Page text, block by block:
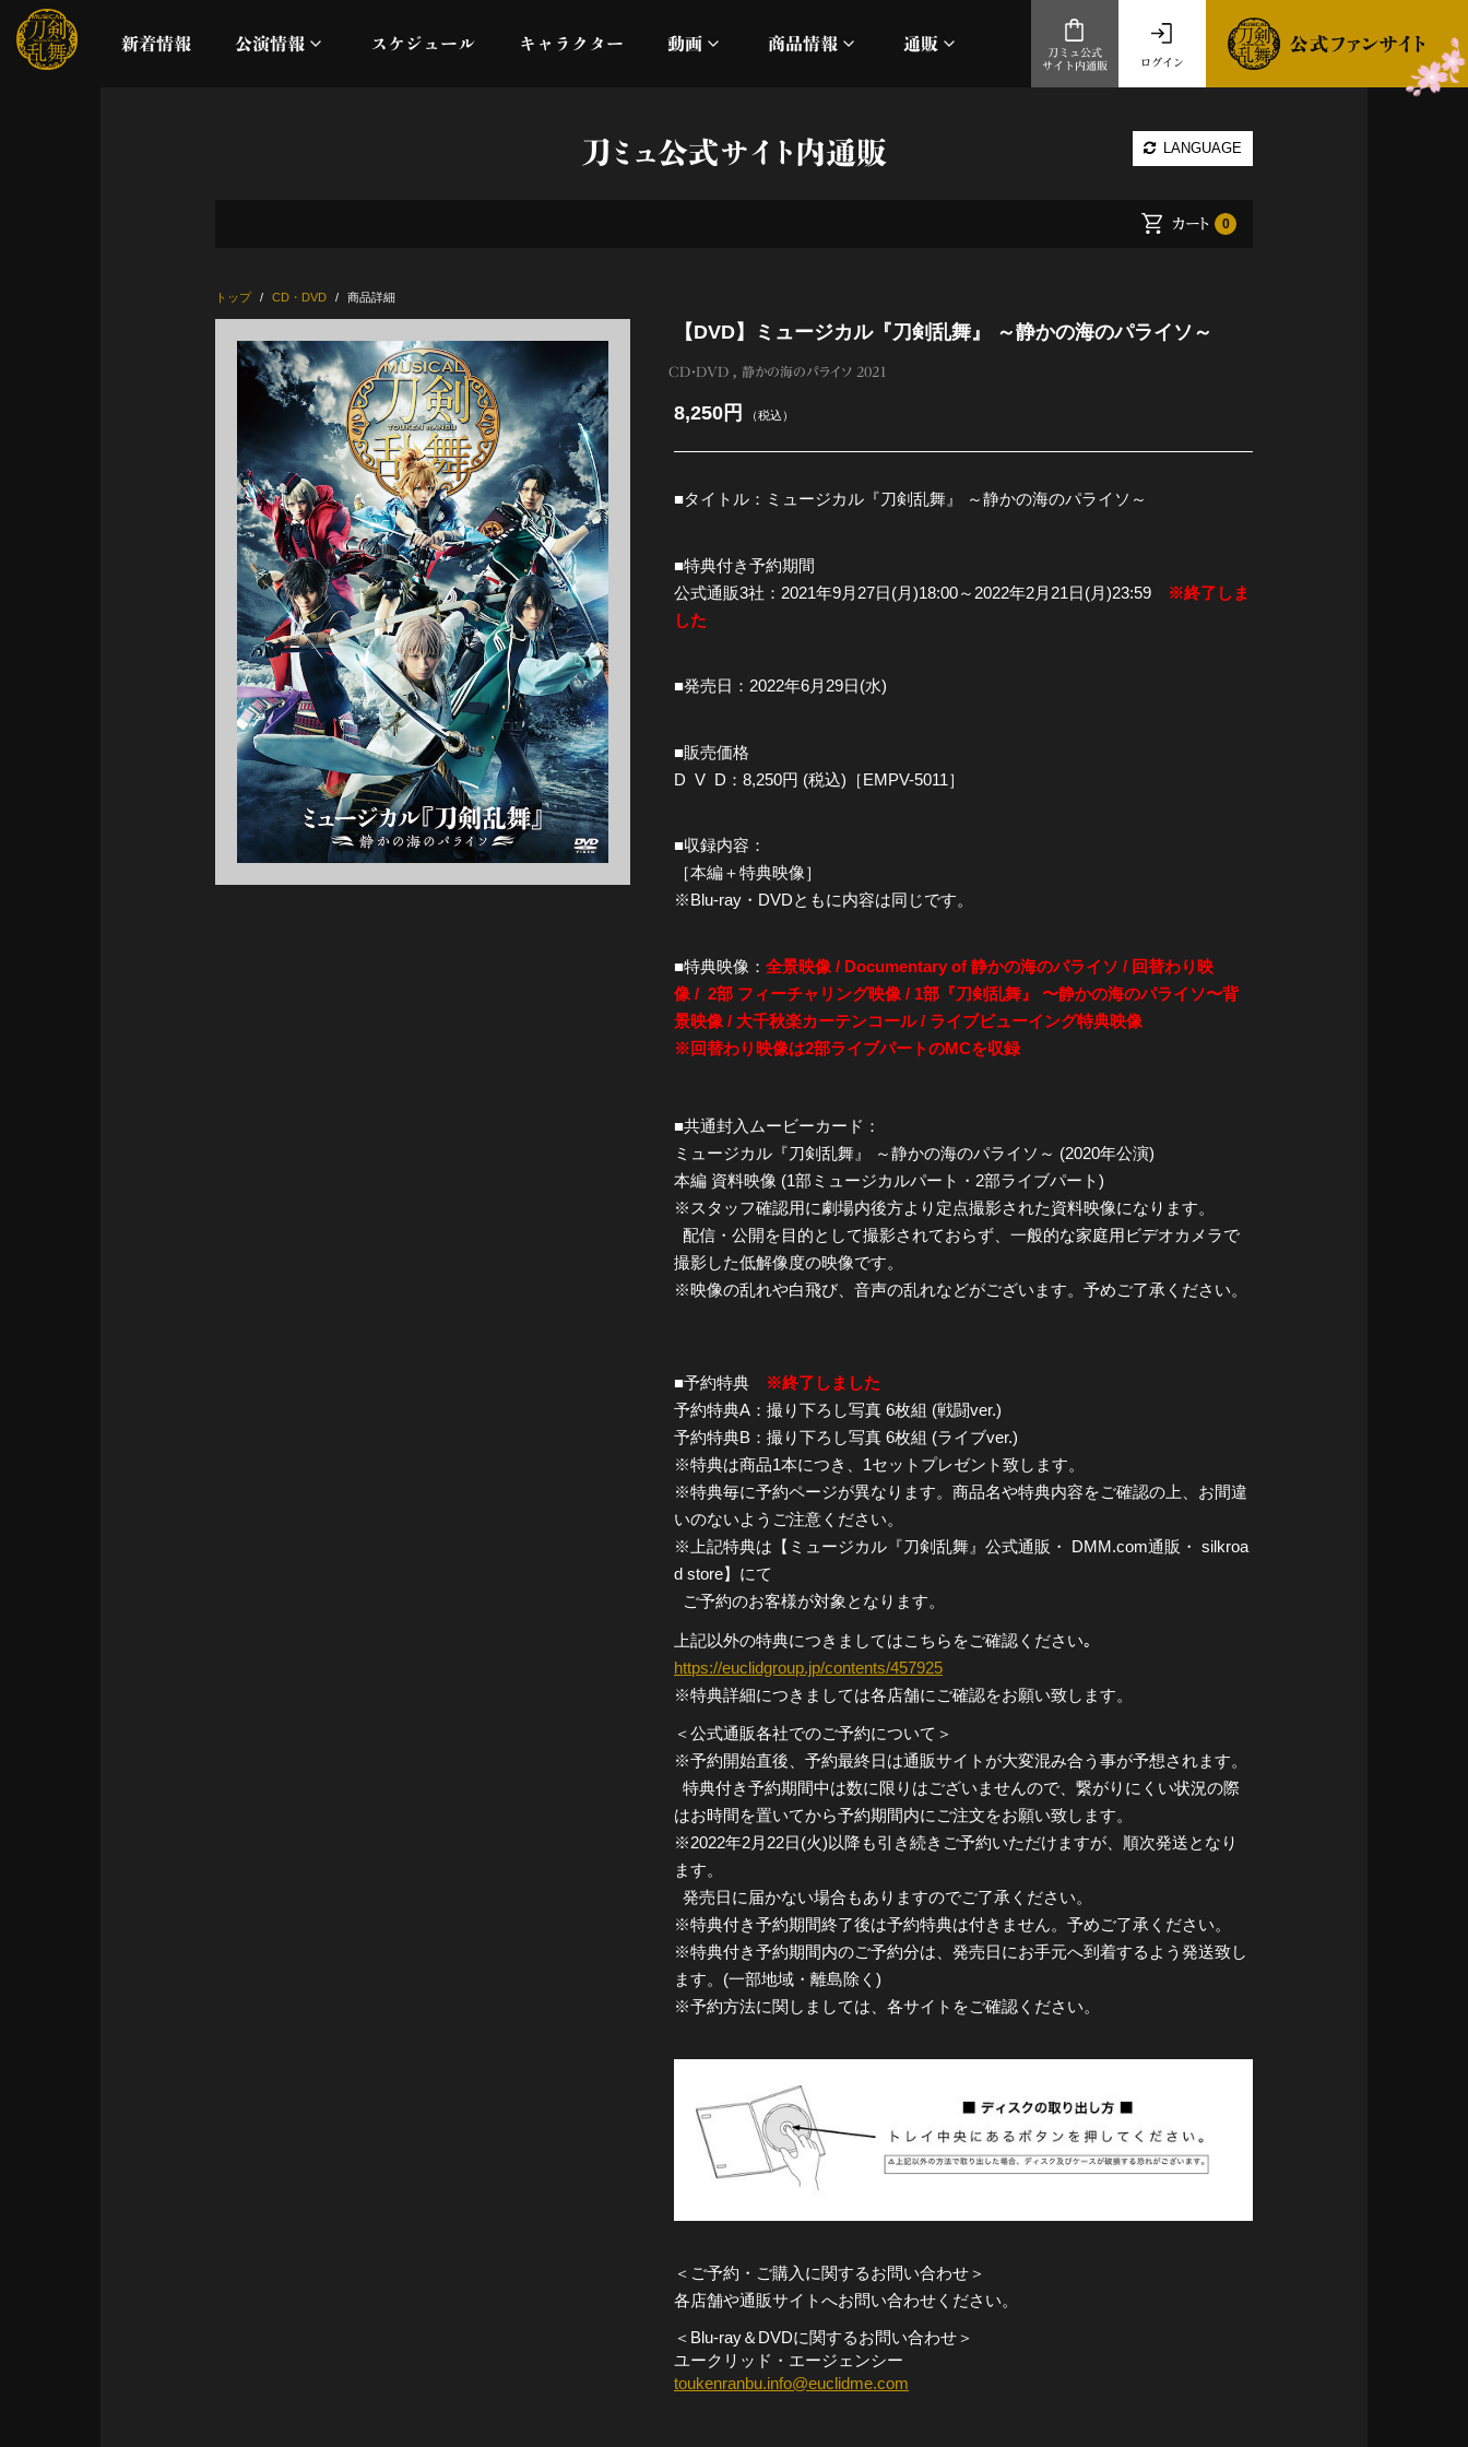
新着情報 公演情報
配信
ライブビューイング
公演に関するお知らせ
スケジュール キャラクター 動画
オフィシャルムービー
商品情報
加州清光 単騎出陣 極
静かなる夜半の寝ざめ
ディスコグラフィー
通販
ログイン
刀ミュ公式
サイト内通販
刀ミュ公式サイト内通販 LANGUAGE
カート 0
トップ CD・DVD 商品詳細
【DVD】ミュージカル『刀剣乱舞』 ～静かの海のパライソ～
CD・DVD 静かの海のパライソ 2021
8,250円 （税込）
■タイトル：ミュージカル『刀剣乱舞』 ～静かの海のパライソ～
■特典付き予約期間
公式通販3社：2021年9月27日(月)18:00～2022年2月21日(月)23:59
※終了しま
した
■発売日：2022年6月29日(水)
■販売価格
D V D：8,250円 (税込)［EMPV-5011］
■収録内容：
［本編＋特典映像］
※Blu-ray・DVDともに内容は同じです。
■特典映像： 全景映像 / Documentary of 静かの海のパライソ / 回替わり映
像 / 2部 フィーチャリング映像 / 1部『刀剣乱舞』 〜静かの海のパライソ〜背
景映像 / 大千秋楽カーテンコール / ライブビューイング特典映像
※回替わり映像は2部ライブパートのMCを収録
■共通封入ムービーカード：
ミュージカル『刀剣乱舞』 ～静かの海のパライソ～ (2020年公演)
本編 資料映像 (1部ミュージカルパート・2部ライブパート)
※スタッフ確認用に劇場内後方より定点撮影された資料映像になります。
配信・公開を目的として撮影されておらず、一般的な家庭用ビデオカメラで
撮影した低解像度の映像です。
※映像の乱れや白飛び、音声の乱れなどがございます。予めご了承ください。
■予約特典
※終了しました
予約特典A：撮り下ろし写真 6枚組 (戦闘ver.)
予約特典B：撮り下ろし写真 6枚組 (ライブver.)
※特典は商品1本につき、1セットプレゼント致します。
※特典毎に予約ページが異なります。商品名や特典内容をご確認の上、お間違
いのないようご注意ください。
※上記特典は【ミュージカル『刀剣乱舞』公式通販・ DMM.com通販・ silkroa
d store】にて
ご予約のお客様が対象となります。
上記以外の特典につきましてはこちらをご確認ください｡
https://euclidgroup.jp/contents/457925
※特典詳細につきましては各店舗にご確認をお願い致します。
＜公式通販各社でのご予約について＞
※予約開始直後、予約最終日は通販サイトが大変混み合う事が予想されます。
特典付き予約期間中は数に限りはございませんので、繋がりにくい状況の際
はお時間を置いてから予約期間内にご注文をお願い致します。
※2022年2月22日(火)以降も引き続きご予約いただけますが、順次発送となり
ます。
発売日に届かない場合もありますのでご了承ください。
※特典付き予約期間終了後は予約特典は付きません。予めご了承ください。
※特典付き予約期間内のご予約分は、発売日にお手元へ到着するよう発送致し
ます。(一部地域・離島除く)
※予約方法に関しましては、各サイトをご確認ください。
＜ご予約・ご購入に関するお問い合わせ＞
各店舗や通販サイトへお問い合わせください。
＜Blu-ray＆DVDに関するお問い合わせ＞
ユークリッド・エージェンシー
toukenranbu.info@euclidme.com